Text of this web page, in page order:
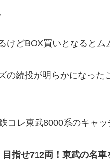
けどBOX買いとなるとム
の続投が明らかになった
コレ東武8000系のキャ
指せ712両！東武の名車